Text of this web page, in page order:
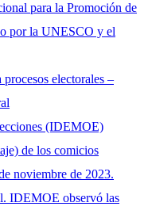
para la Promoción de
por la UNESCO y el
electorales –
(IDEMOE)
de los comicios
noviembre de 2023.
IDEMOE observó las